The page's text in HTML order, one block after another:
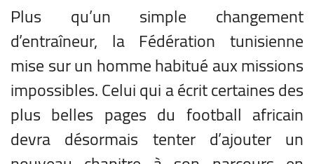
Plus qu’un simple changement
d’entraîneur, la Fédération tunisienne
mise sur un homme habitué aux missions
impossibles. Celui qui a écrit certaines des
plus belles pages du football africain
devra désormais tenter d’ajouter un